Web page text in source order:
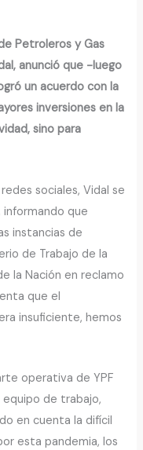
Petroleros y Gas
anunció que -luego
un acuerdo con la
inversiones en la
sino para
sociales, Vidal se
que
instancias de
de Trabajo de la
la Nación en reclamo
que el
insuficiente, hemos
operativa de YPF
de trabajo,
en cuenta la difícil
esta pandemia, los